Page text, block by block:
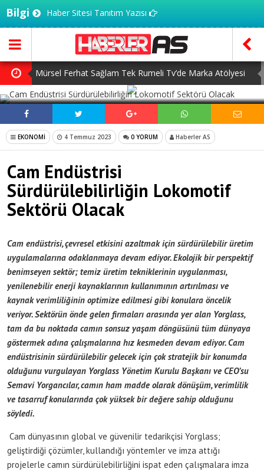
Bilgi Haber Sitesi Tanıtım Yazısı
Mürsel Ferhat Sağlam Tek Rumeli Tv’de Marka Atölyesi
Programına Konuk Oldu
Dijitalleşme Ebelik Hizmetlerini Dönüştürüyor
İnsanlar Saç Ekimi İçin Neden Türkiye’ye Geliyor?
Başlangıç Seviyesi Dolma Kalem Gerçekten Fark Yaratır
mı?
7 Ağustos Haftasında Vizyona Girecek Filmler
SOSYAL MEDYADA PAYLAŞ
EKONOMİ 4 Temmuz 2023 0 YORUM Haberler AS
Cam Endüstrisi
Sürdürülebilirliğin Lokomotif
Sektörü Olacak
Cam endüstrisi, çevresel etkisini azaltmak için sürdürülebilir üretim
uygulamalarına odaklanmaya devam ediyor. Ekolojik bir perspektif
benimseyen sektör; temiz üretim tekniklerinin uygulanması,
yenilenebilir enerji kaynaklarının kullanımının artırılması ve
kaynak verimliliğinin optimize edilmesi gibi konulara öncelik
veriyor. Sektörün önde gelen firmaları arasında yer alan Yorglass,
tam da bu noktada camın sonsuz yaşam döngüsünü tüm dünyaya
göstermek adına çalışmalarına hız kesmeden devam ediyor. Cam
endüstrisinin sürdürülebilir gelecek için çok stratejik bir konumda
olduğunu vurgulayan Yorglass Yönetim Kurulu Başkanı ve CEO’su
Semavi Yorgancılar, camın ham madde olarak dönüşüm, verimlilik
ve tasarruf konularında çok yüksek bir değere sahip olduğunu
söyledi.
Cam dünyasının global ve güvenilir tedarikçisi Yorglass;
geliştirdiği çözümler, kullandığı yöntemler ve imza attığı
projelerle camın sürdürülebilirliğini ispat eden çalışmalara imza